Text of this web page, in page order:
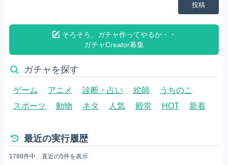
投稿
そろそろ、ガチャ作ってやるか・・
ガチャCreator募集
ガチャを探す
ゲーム アニメ 診断・占い 絵師
うちのこ
スポーツ
動物 ネタ 人気 殿堂 HOT 新着
最近の実行履歴
1788件中、直近の5件を表示